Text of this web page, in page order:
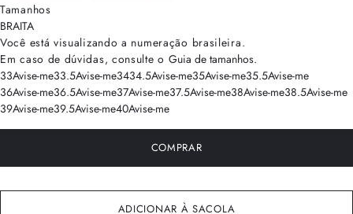
Tamanhos
BRAITA
Você está visualizando a numeração brasileira.
Em caso de dúvidas, consulte o Guia de tamanhos.
33Avise-me33.5Avise-me3434.5Avise-me35Avise-me35.5Avise-me
36Avise-me36.5Avise-me37Avise-me37.5Avise-me38Avise-me38.5Avise-me
39Avise-me39.5Avise-me40Avise-me
COMPRAR
ADICIONAR À SACOLA